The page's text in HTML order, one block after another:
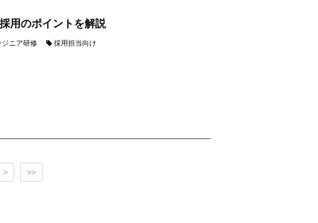
用のポイントを解説
ジニア研修 採用担当向け
> >>